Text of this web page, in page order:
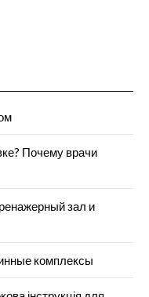
Почему врачи
зал и
комплексы